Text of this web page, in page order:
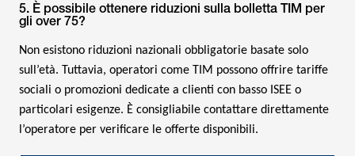
5. È possibile ottenere riduzioni sulla bolletta TIM per
gli over 75?
Non esistono riduzioni nazionali obbligatorie basate solo
sull’età. Tuttavia, operatori come TIM possono offrire tariffe
sociali o promozioni dedicate a clienti con basso ISEE o
particolari esigenze. È consigliabile contattare direttamente
l’operatore per verificare le offerte disponibili.